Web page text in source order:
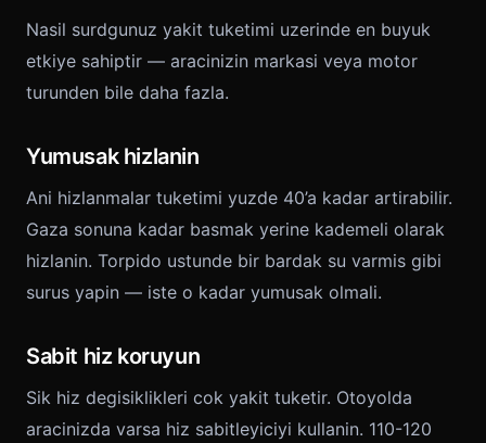
Nasil surdgunuz yakit tuketimi uzerinde en buyuk
etkiye sahiptir — aracinizin markasi veya motor
turunden bile daha fazla.
Yumusak hizlanin
Ani hizlanmalar tuketimi yuzde 40’a kadar artirabilir.
Gaza sonuna kadar basmak yerine kademeli olarak
hizlanin. Torpido ustunde bir bardak su varmis gibi
surus yapin — iste o kadar yumusak olmali.
Sabit hiz koruyun
Sik hiz degisiklikleri cok yakit tuketir. Otoyolda
aracinizda varsa hiz sabitleyiciyi kullanin. 110-120